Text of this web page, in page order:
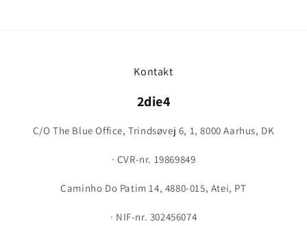
Kontakt
2die4
C/O The Blue Office, Trindsøvej 6, 1, 8000 Aarhus, DK
· CVR-nr. 19869849
Caminho Do Patim 14, 4880-015, Atei, PT
· NIF-nr. 302456074